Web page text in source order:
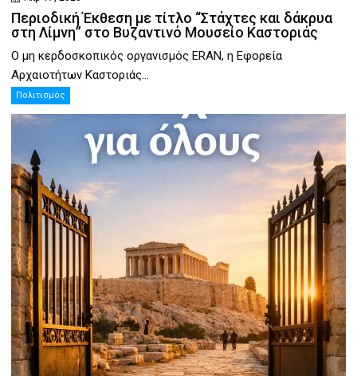
Περιοδική Έκθεση με τίτλο “Στάχτες και δάκρυα
στη Λίμνη” στο Βυζαντινό Μουσείο Καστοριάς
Ο μη κερδοσκοπικός οργανισμός ERAN, η Εφορεία
Αρχαιοτήτων Καστοριάς...
Πολιτισμός